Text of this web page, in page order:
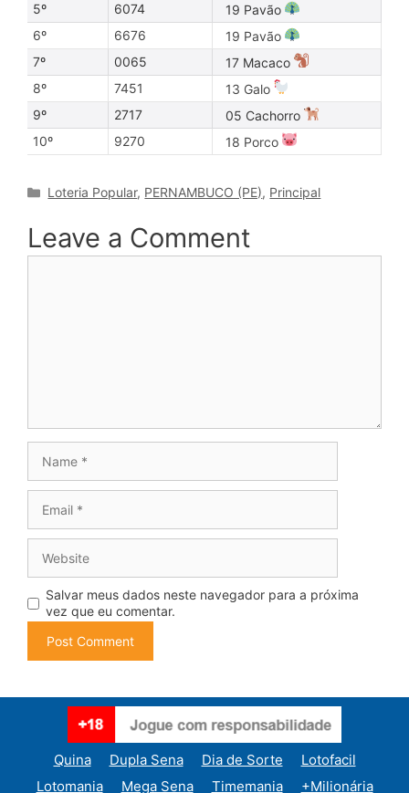
5º
6074
19 Pavão
6º
6676
19 Pavão
7º
0065
17 Macaco
8º
7451
13 Galo
9º
2717
05 Cachorro
10º
9270 18 Porco
Categories
Loteria Popular, PERNAMBUCO (PE), Principal
Leave a Comment
Salvar meus dados neste navegador para a próxima
vez que eu comentar.
Quina Dupla Sena Dia de Sorte
Lotofacil
Lotomania
Mega Sena Timemania +Milionária